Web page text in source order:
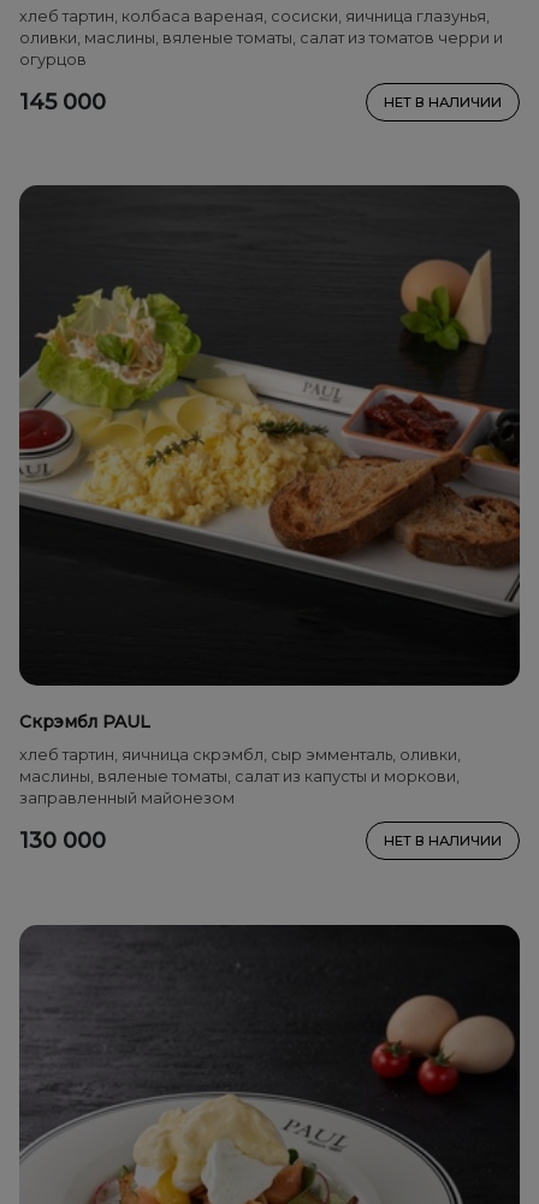
хлеб тартин, колбаса вареная, сосиски, яичница глазунья,
оливки, маслины, вяленые томаты, салат из томатов черри и
огурцов
145 000 НЕТ В НАЛИЧИИ
Скрэмбл PAUL
хлеб тартин, яичница скрэмбл, сыр эмменталь, оливки,
маслины, вяленые томаты, салат из капусты и моркови,
заправленный майонезом
130 000 НЕТ В НАЛИЧИИ